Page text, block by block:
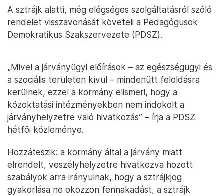
A sztrájk alatti, még elégséges szolgáltatásról szóló
rendelet visszavonását követeli a Pedagógusok
Demokratikus Szakszervezete (PDSZ).
„Mivel a járványügyi előírások – az egészségügyi és
a szociális területen kívül – mindenütt feloldásra
kerülnek, ezzel a kormány elismeri, hogy a
közoktatási intézményekben nem indokolt a
járványhelyzetre való hivatkozás” – írja a PDSZ
hétfői közleménye.
Hozzáteszik: a kormány által a járvány miatt
elrendelt, veszélyhelyzetre hivatkozva hozott
szabályok arra irányulnak, hogy a sztrájkjog
gyakorlása ne okozzon fennakadást, a sztrájk